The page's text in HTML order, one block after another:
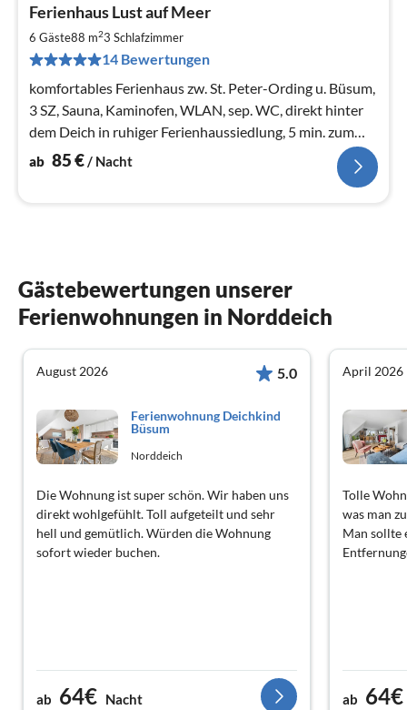
Ferienhaus Lust auf Meer
6 Gäste88 m23 Schlafzimmer
14 Bewertungen
komfortables Ferienhaus zw. St. Peter-Ording u. Büsum,
3 SZ, Sauna, Kaminofen, WLAN, sep. WC, direkt hinter
dem Deich in ruhiger Ferienhaussiedlung, 5 min. zum
Strand
ab 85€ / Nacht
Gästebewertungen unserer
Ferienwohnungen in Norddeich
August 2026 5.0
Ferienwohnung Deichkind
Büsum
Norddeich
Die Wohnung ist super schön. Wir haben uns
direkt wohlgefühlt. Toll aufgeteilt und sehr
hell und gemütlich. Würden die Wohnung
sofort wieder buchen.
ab 64€ Nacht
April 2026
Tolle
was man
Man sollte
ab 64€